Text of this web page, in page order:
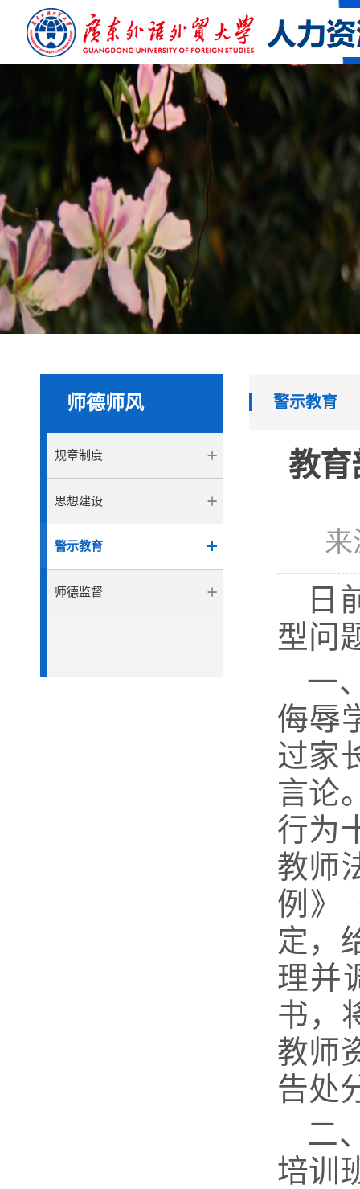
师德师风
规章制度
思想建设
警示教育
师德监督
警示教育
教育
日
型问
一
侮辱
过家
言论
行为
教师
例》
定，
理并
书，
教师
告处
二
培训